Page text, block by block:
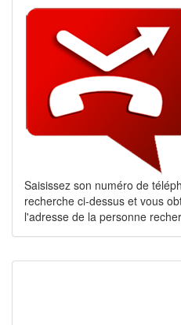
Saisissez son numéro de
recherche ci-dessus et vous
l'adresse de la personne